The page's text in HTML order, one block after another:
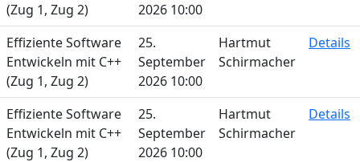
(Zug 1, Zug 2)
2026 10:00
Effiziente Software
Entwickeln mit C++
(Zug 1, Zug 2)
25.
September
2026 10:00
Hartmut
Schirmacher
Details
Effiziente Software
Entwickeln mit C++
(Zug 1, Zug 2)
25.
September
2026 10:00
Hartmut
Schirmacher
Details